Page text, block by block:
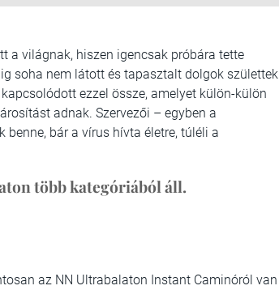
a világnak, hiszen igencsak próbára tette
soha nem látott és tapasztalt dolgok születtek
ezzel össze, amelyet külön-külön
adnak. Szervezői – egyben a
bár a vírus hívta életre, túléli a
több kategóriából áll.
az NN Ultrabalaton Instant Caminóról van